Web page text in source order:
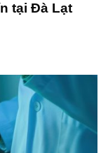
tại Đà Lạt